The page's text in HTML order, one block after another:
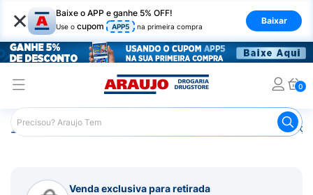
× Baixe o APP e ganhe 5% OFF!
Use o cupom APP5 na primeira compra
Baixar
0
Araujo Medicamentos Remédios para Alergias e
Venda exclusiva para retirada